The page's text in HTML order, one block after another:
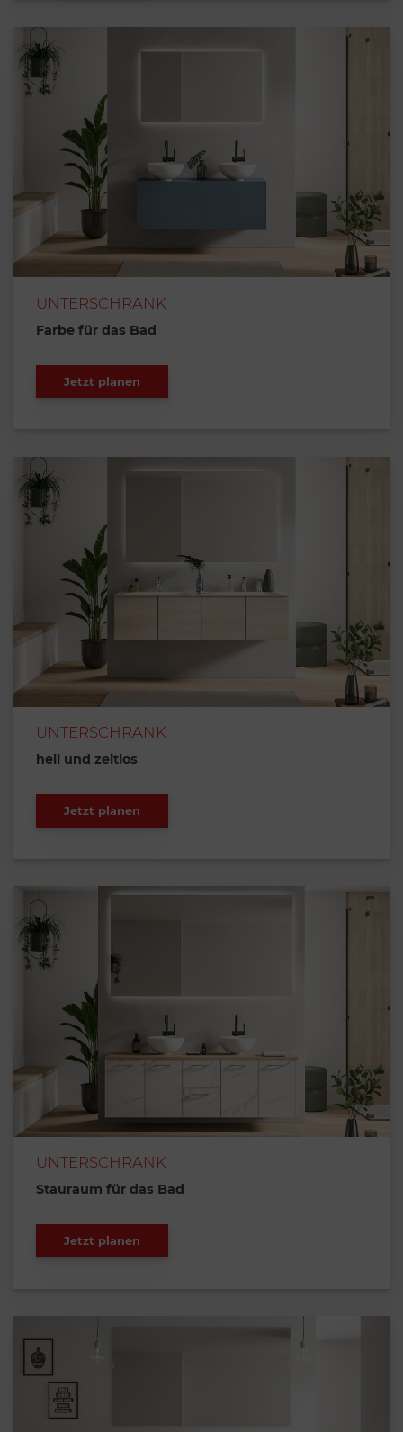
UNTERSCHRANK
Farbe für das Bad
Jetzt planen
UNTERSCHRANK
hell und zeitlos
Jetzt planen
UNTERSCHRANK
Stauraum für das Bad
Jetzt planen